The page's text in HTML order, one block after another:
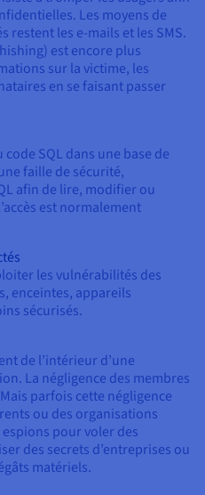
Les moyens de
les e-mails et les SMS.
est encore plus
sur la victime, les
en se faisant passer
SQL dans une base de
faille de sécurité,
afin de lire, modifier ou
est normalement
les vulnérabilités des
enceintes, appareils
sécurisés.
de l’intérieur d’une
La négligence des membres
parfois cette négligence
ou des organisations
pour voler des
des secrets d’entreprises ou
matériels.